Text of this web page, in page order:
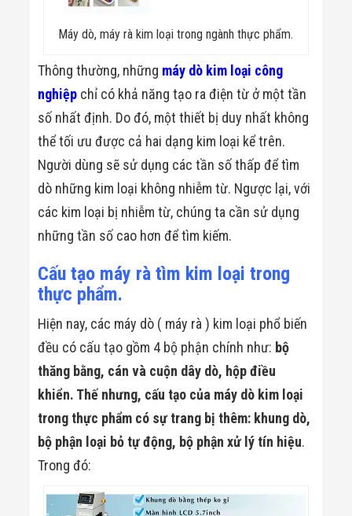
Vết Nứt Sản
Máy Kiểm Tra
Bo Mạch Điện
Tử
Súng Bắn
Flycam
Robot Tự Hành
Robot AI
THIẾT BỊ KIỂM
SOÁT RA VÀO
Cổng Dò Kim
Loại
Tự Động
Hệ Thống Điện
Thiết Bị Theo
Ngành
Thiết Bị Ngành
Thực Phẩm
Thiết Bị Ngành
Thực Phẩm
Matrixcope
Thiết Bị Ngành
Máy dò, máy rà kim loại trong ngành thực phẩm.
Thông thường, những máy dò kim loại công
nghiệp chỉ có khả năng tạo ra điện từ ở một tần
số nhất định. Do đó, một thiết bị duy nhất không
thể tối ưu được cả hai dạng kim loại kể trên.
Người dùng sẽ sử dụng các tần số thấp để tìm
dò những kim loại không nhiễm từ. Ngược lại, với
các kim loại bị nhiễm từ, chúng ta cần sử dụng
những tần số cao hơn để tìm kiếm.
Cấu tạo máy rà tìm kim loại trong
thực phẩm.
Hiện nay, các máy dò ( máy rà ) kim loại phổ biến
đều có cấu tạo gồm 4 bộ phận chính như: bộ
thăng bằng, cán và cuộn dây dò, hộp điều
khiển. Thế nhưng, cấu tạo của máy dò kim loại
trong thực phẩm có sự trang bị thêm: khung dò,
bộ phận loại bỏ tự động, bộ phận xử lý tín hiệu.
Trong đó: